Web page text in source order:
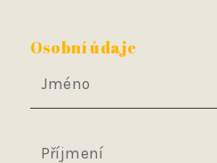
Osobní údaje
Jméno
Příjmení